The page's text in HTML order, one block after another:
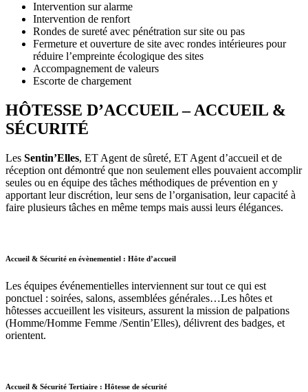
Intervention sur alarme
Intervention de renfort
Rondes de sureté avec pénétration sur site ou pas
Fermeture et ouverture de site avec rondes intérieures pour
réduire l’empreinte écologique des sites
Accompagnement de valeurs
Escorte de chargement
HÔTESSE D’ACCUEIL – ACCUEIL &
SÉCURITÉ
Les Sentin’Elles, ET Agent de sûreté, ET Agent d’accueil et de
réception ont démontré que non seulement elles pouvaient accomplir
seules ou en équipe des tâches méthodiques de prévention en y
apportant leur discrétion, leur sens de l’organisation, leur capacité à
faire plusieurs tâches en même temps mais aussi leurs élégances.
Accueil & Sécurité en évènementiel : Hôte d’accueil
Les équipes événementielles interviennent sur tout ce qui est
ponctuel : soirées, salons, assemblées générales…Les hôtes et
hôtesses accueillent les visiteurs, assurent la mission de palpations
(Homme/Homme Femme /Sentin’Elles), délivrent des badges, et
orientent.
Accueil & Sécurité Tertiaire : Hôtesse de sécurité